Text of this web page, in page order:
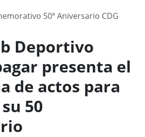
Deportivo
presenta el
de actos para
50